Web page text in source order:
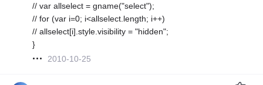
// var allselect = gname("select");
// for (var i=0; i<allselect.length; i++)
// allselect[i].style.visibility = "hidden";
}
2010-10-25